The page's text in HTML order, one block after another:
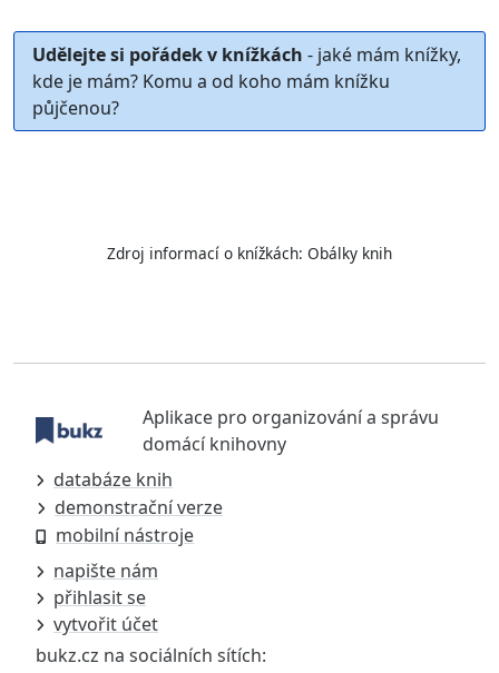
Udělejte si pořádek v knížkách - jaké mám knížky,
kde je mám? Komu a od koho mám knížku
půjčenou?
Zdroj informací o knížkách: Obálky knih
Aplikace pro organizování a správu
domácí knihovny
databáze knih
demonstrační verze
mobilní nástroje
napište nám
přihlasit se
vytvořit účet
bukz.cz na sociálních sítích: